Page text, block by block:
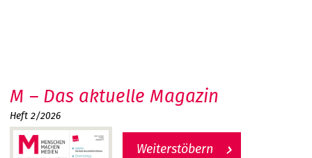
M – Das aktuelle Magazin
Heft 2/2026
Weiterstöbern